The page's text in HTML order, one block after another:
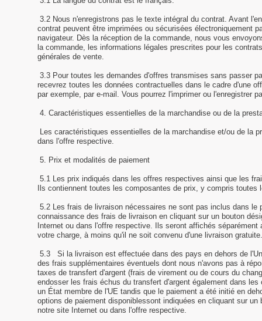
3.2 Nous n'enregistrons pas le texte intégral du contrat. Avant
contrat peuvent être imprimées ou sécurisées électroniquement
navigateur. Dès la réception de la commande, nous vous
la commande, les informations légales prescrites pour les
générales de vente.
3.3 Pour toutes les demandes d'offres transmises sans passer
recevrez toutes les données contractuelles dans le cadre d'une
par exemple, par e-mail. Vous pourrez l'imprimer ou l'enregistrer
4. Caractéristiques essentielles de la marchandise ou de la
Les caractéristiques essentielles de la marchandise et/ou de la
dans l'offre respective.
5. Prix et modalités de paiement
5.1 Les prix indiqués dans les offres respectives ainsi que les
Ils contiennent toutes les composantes de prix, y compris toutes
5.2 Les frais de livraison nécessaires ne sont pas inclus dans le
connaissance des frais de livraison en cliquant sur un bouton
Internet ou dans l'offre respective. Ils seront affichés
votre charge, à moins qu'il ne soit convenu d'une livraison gratuite.
5.3
Si la livraison est effectuée dans des pays en dehors de
des frais supplémentaires éventuels dont nous n'avons pas à
taxes de transfert d'argent (frais de virement ou de cours du
endosser les frais échus du transfert d'argent également dans
un État membre de l'UE tandis que le paiement a été initié en
options de paiement disponiblessont indiquées en cliquant sur
notre site Internet ou dans l'offre respective.